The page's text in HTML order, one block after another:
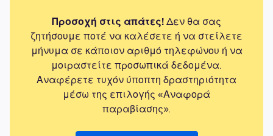
Προσοχή στις απάτες! Δεν θα σας
ζητήσουμε ποτέ να καλέσετε ή να στείλετε
μήνυμα σε κάποιον αριθμό τηλεφώνου ή να
μοιραστείτε προσωπικά δεδομένα.
Αναφέρετε τυχόν ύποπτη δραστηριότητα
μέσω της επιλογής «Αναφορά
παραβίασης».